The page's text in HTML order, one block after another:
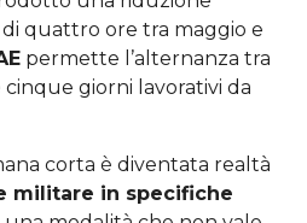
quattro ore tra maggio e
permette l’alternanza tra
giorni lavorativi da
corta è diventata realtà
militare in specifiche